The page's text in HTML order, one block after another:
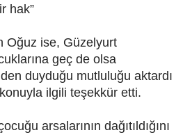
hak”
Oğuz ise, Güzelyurt
geç de olsa
duyduğu mutluluğu aktardı
ilgili teşekkür etti.
arsalarının dağıtıldığını